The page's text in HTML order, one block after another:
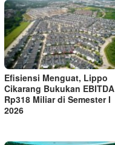
Efisiensi Menguat, Lippo
Cikarang Bukukan EBITDA
Rp318 Miliar di Semester I
2026